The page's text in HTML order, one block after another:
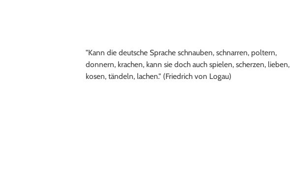
"Kann die deutsche Sprache schnauben, schnarren, poltern,
donnern, krachen, kann sie doch auch spielen, scherzen, lieben,
kosen, tändeln, lachen." (Friedrich von Logau)